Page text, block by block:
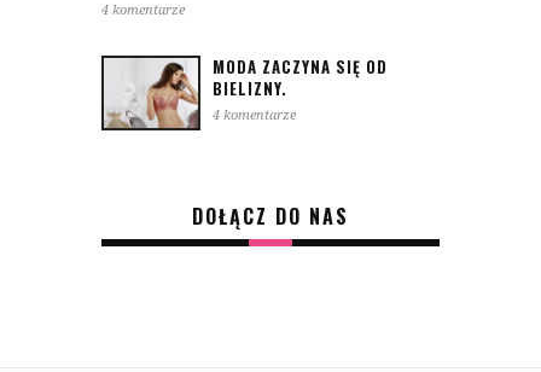
4 komentarze
MODA ZACZYNA SIĘ OD
BIELIZNY.
4 komentarze
DOŁĄCZ DO NAS